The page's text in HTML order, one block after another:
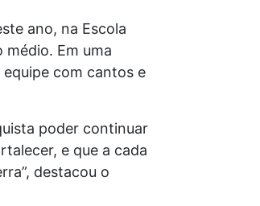
ano, na Escola
Em uma
com cantos e
poder continuar
e que a cada
destacou o